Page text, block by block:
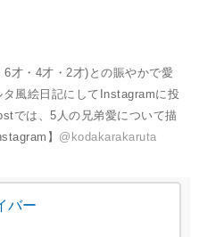
才・4才・2才)との賑やかで愛
風絵日記にしてInstagramに投
では、5人の兄弟愛について描
】 @kodakarakaruta
バー